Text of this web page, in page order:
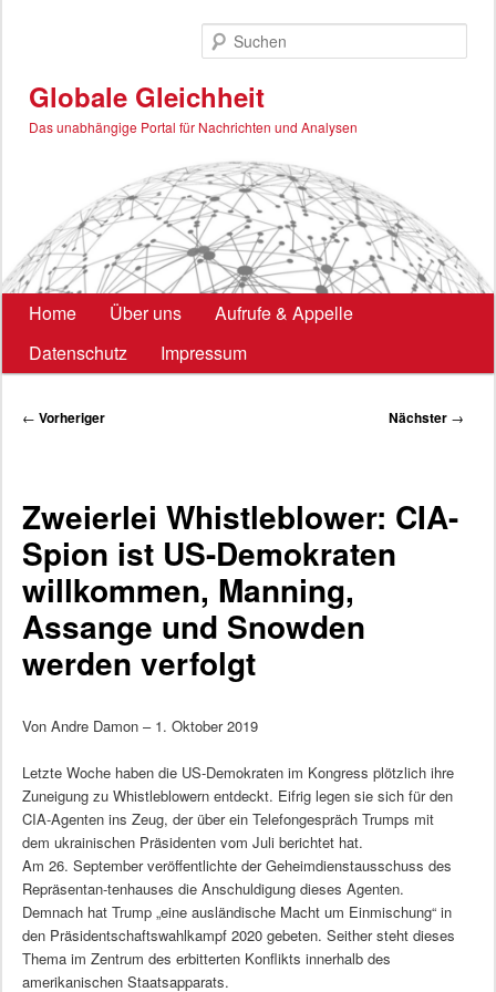
Globale Gleichheit
Das unabhängige Portal für Nachrichten und Analysen
Hauptmenü
Home Über uns
Aufrufe & Appelle
Datenschutz
Impressum
Beitragsnavigation
← Vorheriger Nächster →
Zweierlei Whistleblower: CIA-
Spion ist US-Demokraten
willkommen, Manning,
Assange und Snowden
werden verfolgt
Von Andre Damon – 1. Oktober 2019
Letzte Woche haben die US-Demokraten im Kongress plötzlich ihre
Zuneigung zu Whistleblowern entdeckt. Eifrig legen sie sich für den
CIA-Agenten ins Zeug, der über ein Telefongespräch Trumps mit
dem ukrainischen Präsidenten vom Juli berichtet hat.
Am 26. September veröffentlichte der Geheimdienstausschuss des
Repräsentan-tenhauses die Anschuldigung dieses Agenten.
Demnach hat Trump „eine ausländische Macht um Einmischung“ in
den Präsidentschaftswahlkampf 2020 gebeten. Seither steht dieses
Thema im Zentrum des erbitterten Konflikts innerhalb des
amerikanischen Staatsapparats.